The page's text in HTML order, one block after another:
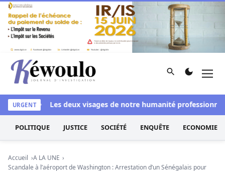
Aller au contenu
Kéwoulo, le premier site d'information et d'investigation
Rechercher
URGENT
blanchi Les deux visages de notre humanité
POLITIQUE JUSTICE SOCIÉTÉ ENQUÊTE ECONOMIE
Accueil
A LA UNE
Scandale à l’aéroport de Washington : Arrestation d’un Sénégalais pour